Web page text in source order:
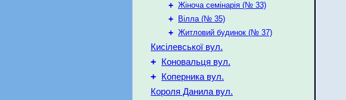
+ Жіноча семінарія (№ 33)
+
Вілла (№ 35)
+ Житловий будинок (№ 37)
Кисілевської вул.
+ Коновальця вул.
+
Коперника вул.
Короля Данила вул.